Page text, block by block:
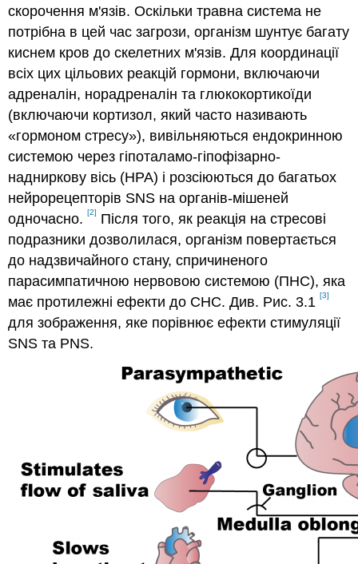
скорочення м'язів. Оскільки травна система не
потрібна в цей час загрози, організм шунтує багату
киснем кров до скелетних м'язів. Для координації
всіх цих цільових реакцій гормони, включаючи
адреналін, норадреналін та глюкокортикоїди
(включаючи кортизол, який часто називають
«гормоном стресу»), вивільняються ендокринною
системою через гіпоталамо-гіпофізарно-
надниркову вісь (HPA) і розсіюються до багатьох
нейрорецепторів SNS на органів-мішеней
одночасно.[2]
Після того, як реакція на стресові
подразники дозволилася, організм повертається
до надзвичайного стану, спричиненого
парасимпатичною нервовою системою (ПНС), яка
має протилежні ефекти до СНС. Див. Рис. 3.1[3]
для зображення, яке порівнює ефекти стимуляції
SNS та PNS.